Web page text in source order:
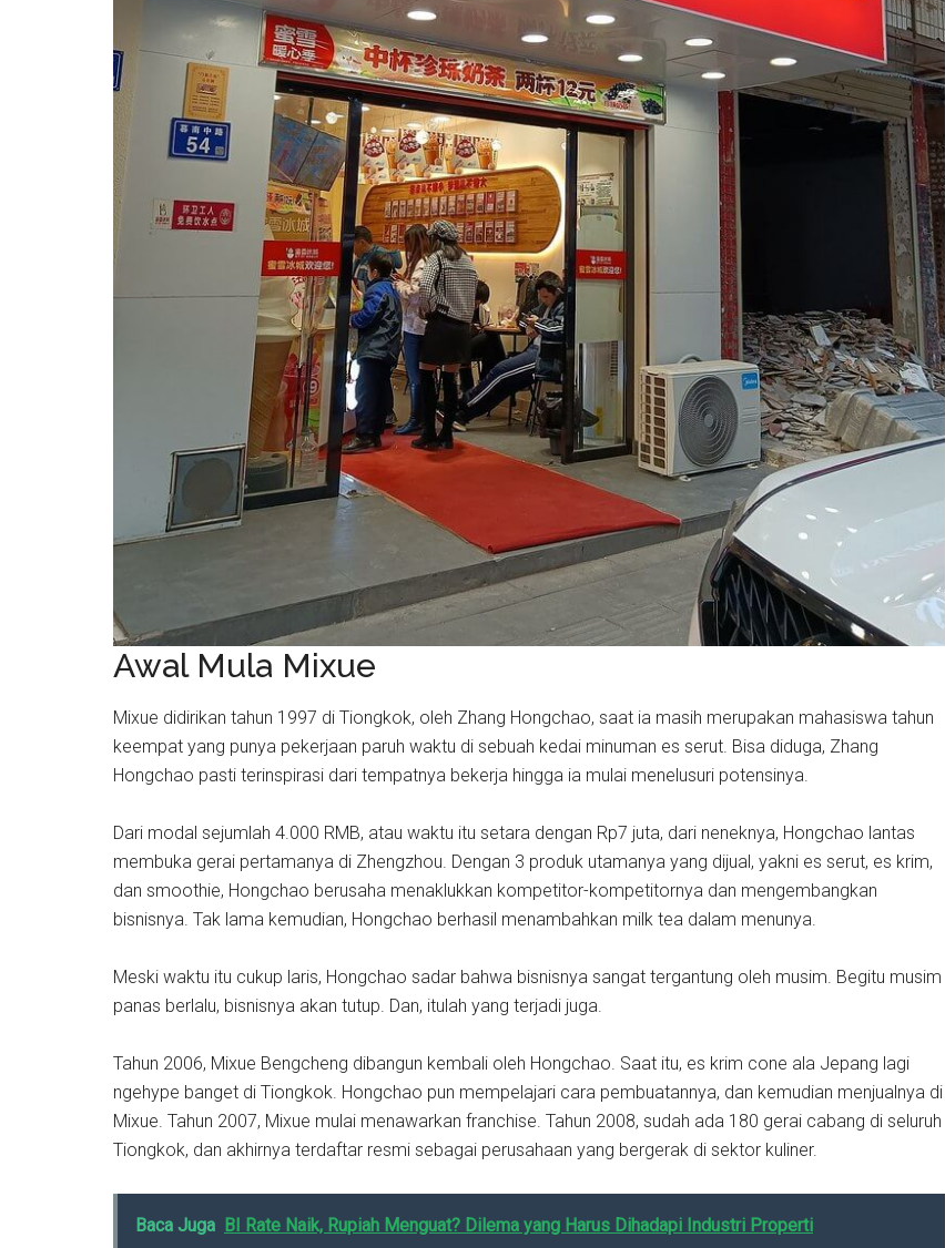
Awal Mula Mixue
Mixue didirikan tahun 1997 di Tiongkok, oleh Zhang Hongchao, saat ia masih merupakan mahasiswa tahun
keempat yang punya pekerjaan paruh waktu di sebuah kedai minuman es serut. Bisa diduga, Zhang
Hongchao pasti terinspirasi dari tempatnya bekerja hingga ia mulai menelusuri potensinya.
Dari modal sejumlah 4.000 RMB, atau waktu itu setara dengan Rp7 juta, dari neneknya, Hongchao lantas
membuka gerai pertamanya di Zhengzhou. Dengan 3 produk utamanya yang dijual, yakni es serut, es krim,
dan smoothie, Hongchao berusaha menaklukkan kompetitor-kompetitornya dan mengembangkan
bisnisnya. Tak lama kemudian, Hongchao berhasil menambahkan milk tea dalam menunya.
Meski waktu itu cukup laris, Hongchao sadar bahwa bisnisnya sangat tergantung oleh musim. Begitu musim
panas berlalu, bisnisnya akan tutup. Dan, itulah yang terjadi juga.
Tahun 2006, Mixue Bengcheng dibangun kembali oleh Hongchao. Saat itu, es krim cone ala Jepang lagi
ngehype banget di Tiongkok. Hongchao pun mempelajari cara pembuatannya, dan kemudian menjualnya di
Mixue. Tahun 2007, Mixue mulai menawarkan franchise. Tahun 2008, sudah ada 180 gerai cabang di seluruh
Tiongkok, dan akhirnya terdaftar resmi sebagai perusahaan yang bergerak di sektor kuliner.
Baca Juga BI Rate Naik, Rupiah Menguat? Dilema yang Harus Dihadapi Industri Properti